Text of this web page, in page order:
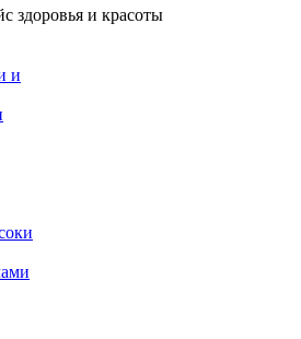
здоровья и красоты